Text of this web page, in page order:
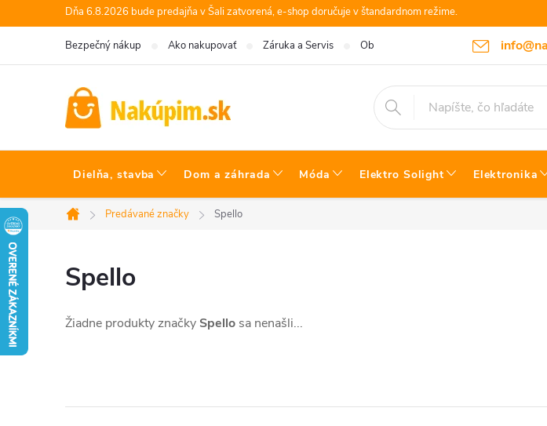
na
Dňa 6.8.2026 bude predajňa v Šali zatvorená, e-shop doručuje v štandardnom režime.
Bezpečný nákup Ako nakupovať Záruka a Servis Obchodné podmienky Platby a
Dielňa, stavba Dom a záhrada Móda Elektro Solight Elektronika
Domov
Predávané značky Spello
Spello
Žiadne produkty značky Spello sa nenašli...